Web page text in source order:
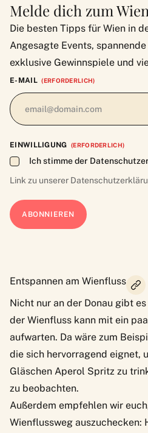
Melde dich zum
Die besten Tipps für Wien in
Angesagte Events,
exklusive Gewinnspiele und
E-MAIL (ERFORDERLICH)
EINWILLIGUNG (ERFORDERLICH)
Ich stimme der
Link zu unserer
Entspannen am Wienfluss
Nicht nur an der Donau gibt
der Wienfluss kann mit ein
aufwarten. Da wäre zum
die sich hervorragend eignet,
Gläschen Aperol Spritz zu
zu beobachten.
Außerdem empfehlen wir
Wienflussweg auszuchecken: